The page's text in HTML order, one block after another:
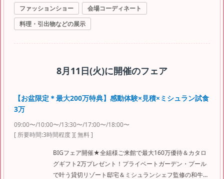
ファッションショー
会場コーディネート
料理・引出物などの展示
8月11日(火)に開催のフェア
【お盆限定＊最大200万特典】感動体験×見積×ミシュラン試食
3万
09:00〜/10:00〜/13:30〜/17:00〜/18:00〜
[ 所要時間:3時間程度][ 無料 ]
BIGフェア開催★全組様ご来館で最大160万優待＆カタロ
グギフト2万プレゼント！プライベートガーデン・プール
で叶う貸切リゾート邸宅＆ミシュランシェフ監修の和牛オ